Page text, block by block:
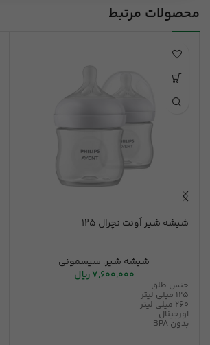
محصولات مرتبط
شیشه شیر اَونت نچرال 125
شیشه شیر, سیسمونی
7,600,000ریال
جنس طلق
125 میلی لیتر
260 میلی لیتر
اورجینال
بدون BPA